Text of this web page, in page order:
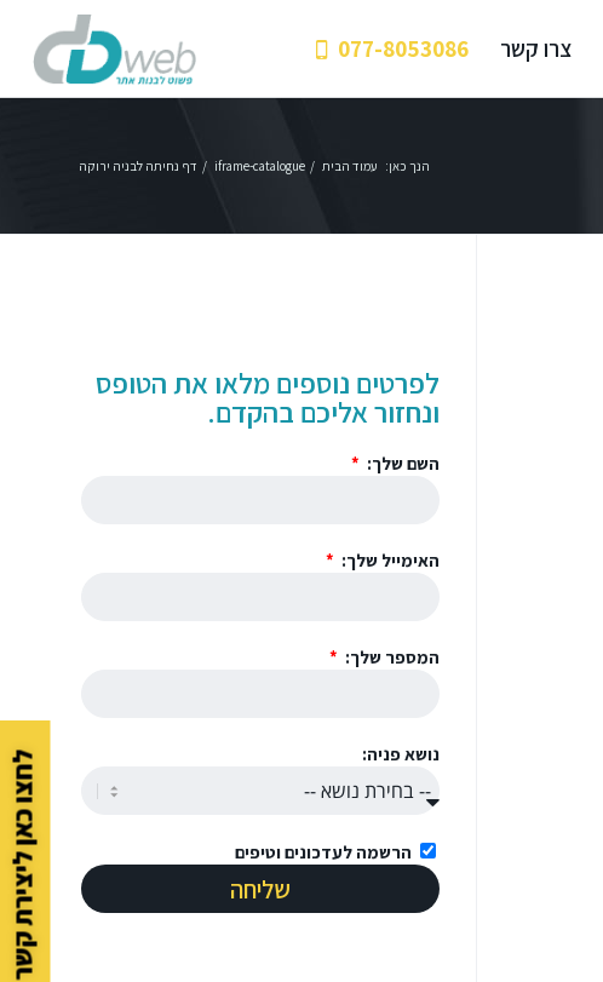
צרו קשר 077-8053086
הנך כאן: עמוד הבית /
iframe-catalogue
/ דף נחיתה לבניה ירוקה
לפרטים נוספים מלאו את הטופס
ונחזור אליכם בהקדם.
השם שלך:
האימייל שלך:
המספר שלך:
נושא פניה:
הרשמה לעדכונים וטיפים
שליחה לחצו כאן ליצירת קשר